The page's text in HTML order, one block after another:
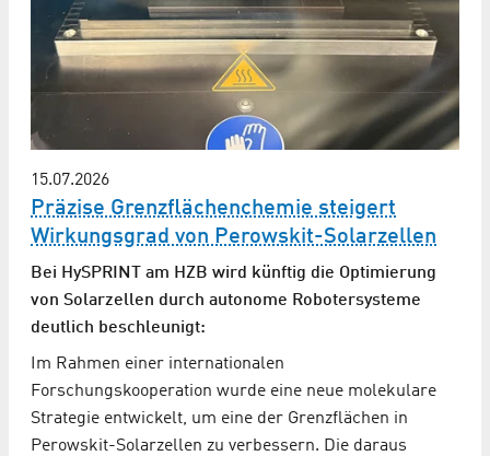
15.07.2026
Präzise Grenzflächenchemie steigert
Wirkungsgrad von Perowskit-Solarzellen
Bei HySPRINT am HZB wird künftig die Optimierung
von Solarzellen durch autonome Robotersysteme
deutlich beschleunigt:
Im Rahmen einer internationalen
Forschungskooperation wurde eine neue molekulare
Strategie entwickelt, um eine der Grenzflächen in
Perowskit-Solarzellen zu verbessern. Die daraus